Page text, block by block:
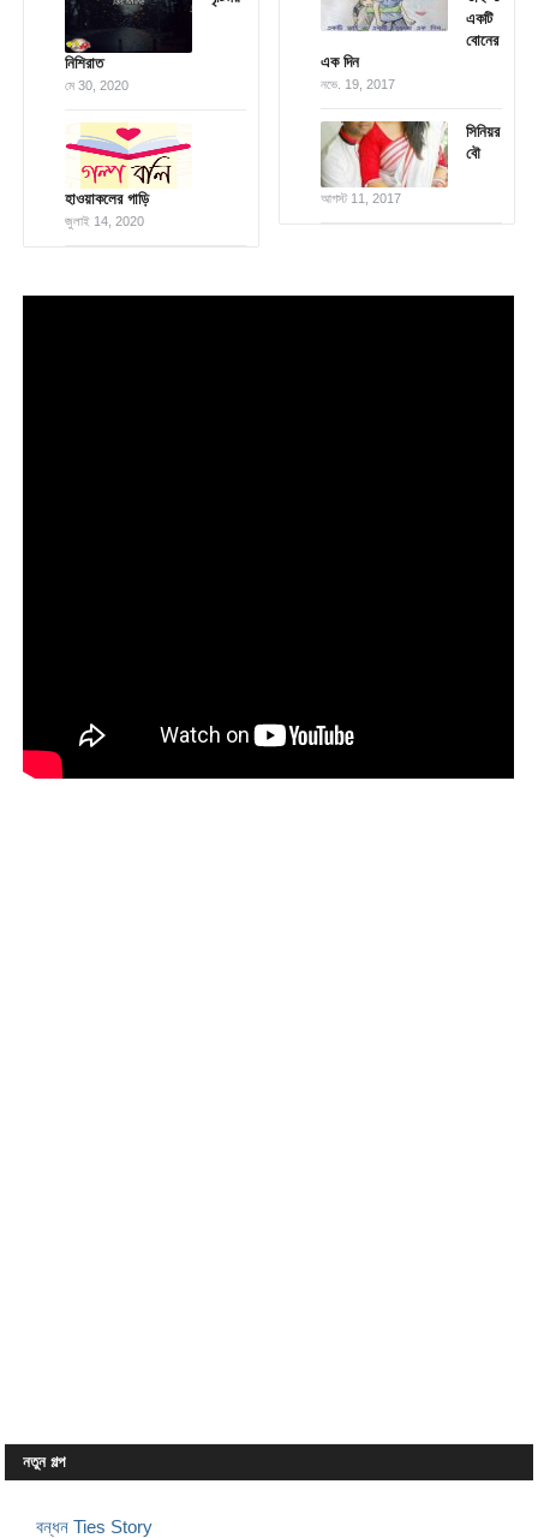
নি‌শিরাত
মে 30, 2020
হাওয়াকলের গাড়ি
জুলাই 14, 2020
একটি
বোনের
এক দিন
নভে. 19, 2017
সিনিয়র
বৌ
আগস্ট 11, 2017
নতুন গল্প
বন্ধন Ties Story